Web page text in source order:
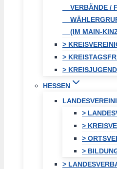
VERBÄNDE /
(IM MAIN-
>
>
> KREISJUGEND
HESSEN
>
>
>
>
>